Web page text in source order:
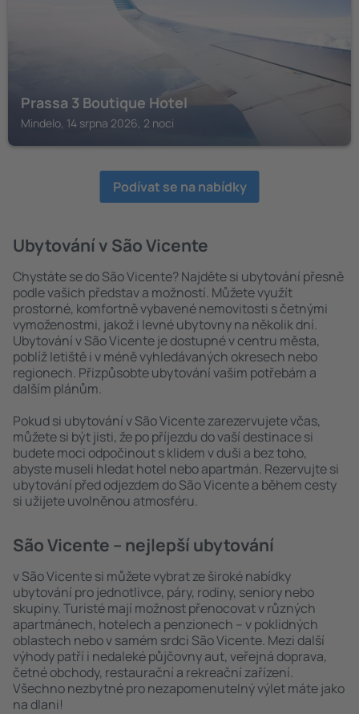
Prassa 3 Boutique Hotel
Mindelo, 14 srpna 2026, 2 noci
Podívat se na nabídky
Ubytování v São Vicente
Chystáte se do São Vicente? Najděte si ubytování přesně
podle vašich představ a možností. Můžete využít
prostorné, komfortně vybavené nemovitosti s četnými
vymoženostmi, jakož i levné ubytovny na několik dní.
Ubytování v São Vicente je dostupné v centru města,
poblíž letiště i v méně vyhledávaných okresech nebo
regionech. Přizpůsobte ubytování vašim potřebám a
dalším plánům.
Pokud si ubytování v São Vicente zarezervujete včas,
můžete si být jisti, že po příjezdu do vaší destinace si
budete moci odpočinout s klidem v duši a bez toho,
abyste museli hledat hotel nebo apartmán. Rezervujte si
ubytování před odjezdem do São Vicente a během cesty
si užijete uvolněnou atmosféru.
São Vicente – nejlepší ubytování
v São Vicente si můžete vybrat ze široké nabídky
ubytování pro jednotlivce, páry, rodiny, seniory nebo
skupiny. Turisté mají možnost přenocovat v různých
apartmánech, hotelech a penzionech – v poklidných
oblastech nebo v samém srdci São Vicente. Mezi další
výhody patří i nedaleké půjčovny aut, veřejná doprava,
četné obchody, restaurační a rekreační zařízení.
Všechno nezbytné pro nezapomenutelný výlet máte jako
na dlani!